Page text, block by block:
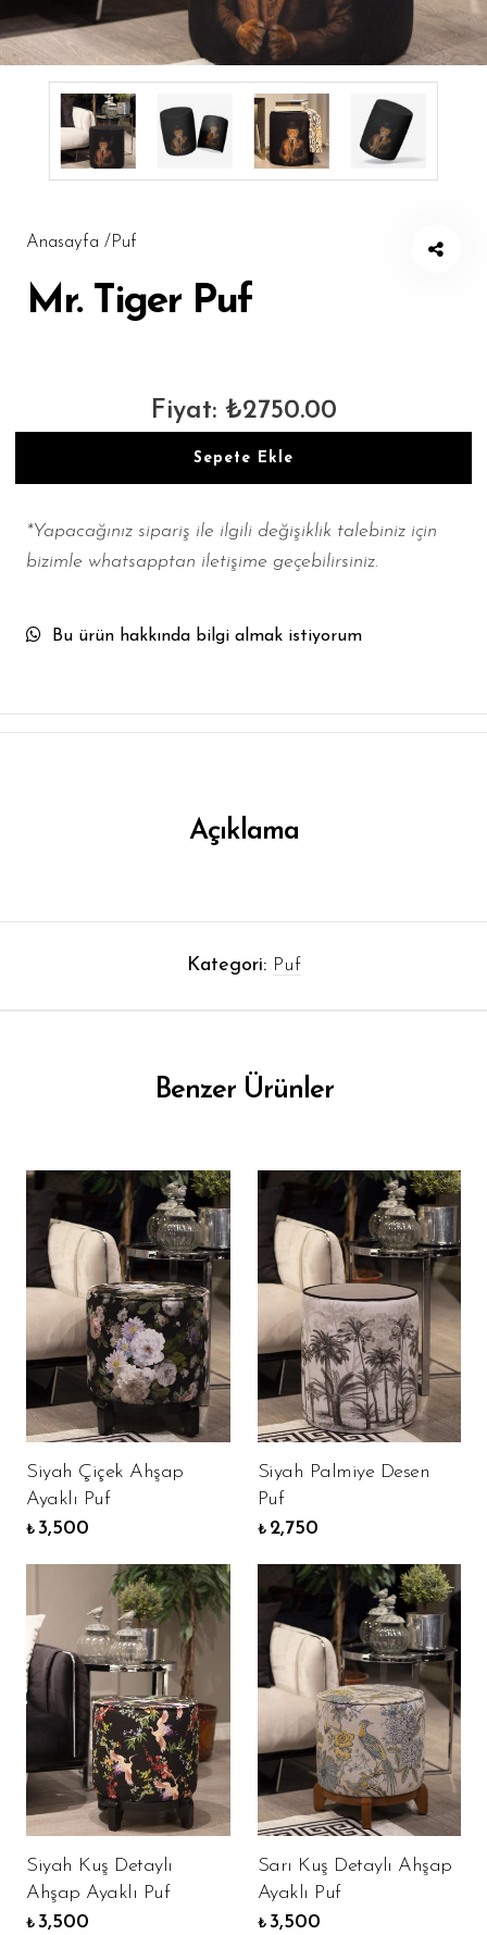
Masa Örtüsü
Amerikan Servis
Runner
Puf
Şezlong
Pleksi Tepsi
Döşemelik Kumaş
Anasayfa / Puf
Mr. Tiger Puf
Sepete Ekle
Fiyat: ₺2750.00
*Yapacağınız sipariş ile ilgili değişiklik talebiniz için
bizimle whatsapptan iletişime geçebilirsiniz.
Bu ürün hakkında bilgi almak istiyorum
Açıklama
Kategori: Puf
Benzer Ürünler
Siyah Çiçek Ahşap
Ayaklı Puf
₺ 3,500
Siyah Palmiye Desen
Puf
₺ 2,750
Siyah Kuş Detaylı
Ahşap Ayaklı Puf
₺ 3,500
Sarı Kuş Detaylı Ahşap
Ayaklı Puf
₺ 3,500